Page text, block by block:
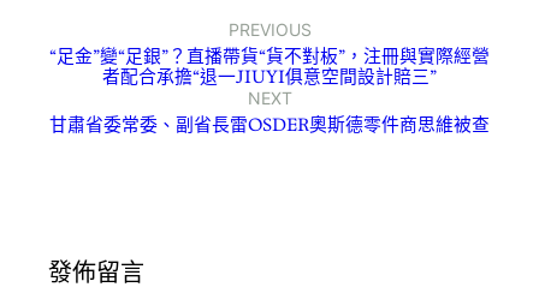
PREVIOUS
“足金”變“足銀”？直播帶貨“貨不對板”，注冊與實際經營
者配合承擔“退一JIUYI俱意空間設計賠三”
NEXT
甘肅省委常委、副省長雷OSDER奧斯德零件商思維被查
發佈留言